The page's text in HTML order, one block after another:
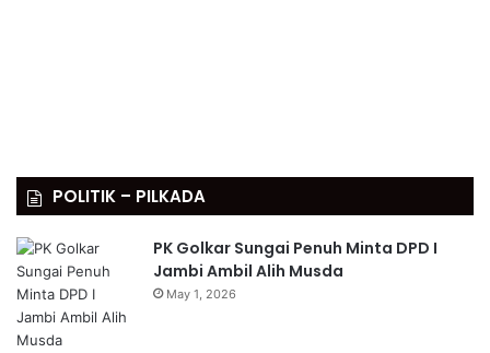
POLITIK – PILKADA
PK Golkar Sungai Penuh Minta DPD I
Jambi Ambil Alih Musda
May 1, 2026